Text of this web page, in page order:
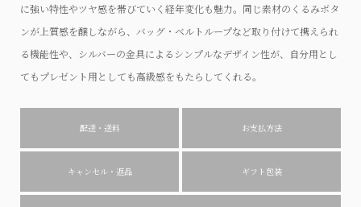
に強い特性やツヤ感を帯びていく経年変化も魅力。同じ素材のくるみボタ
ンが上質感を醸しながら、バッグ・ベルトループなど取り付けて携えられ
る機能性や、シルバーの金具によるシンプルなデザイン性が、自分用とし
てもプレゼント用としても高級感をもたらしてくれる。
配送・送料 お支払方法
キャンセル・返品 ギフト包装